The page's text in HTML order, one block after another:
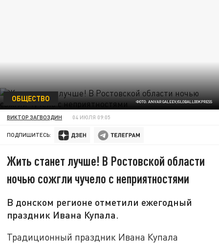
ФОТО: ANVAR GALEEV/GLOBALLOOKPRESS
ОБЩЕСТВО
ВИКТОР ЗАГВОЗДИН 04 ИЮЛЯ 09:05
ПОДПИШИТЕСЬ:
Жить станет лучше! В Ростовской области
ночью сожгли чучело с неприятностями
В донском регионе отметили ежегодный
праздник Ивана Купала.
Традиционный праздник Ивана Купала